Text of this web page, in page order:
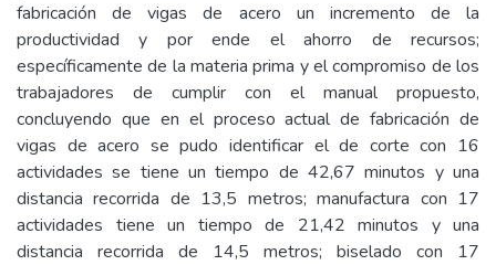
fabricación de vigas de acero un incremento de la
productividad y por ende el ahorro de recursos;
específicamente de la materia prima y el compromiso de los
trabajadores de cumplir con el manual propuesto,
concluyendo que en el proceso actual de fabricación de
vigas de acero se pudo identificar el de corte con 16
actividades se tiene un tiempo de 42,67 minutos y una
distancia recorrida de 13,5 metros; manufactura con 17
actividades tiene un tiempo de 21,42 minutos y una
distancia recorrida de 14,5 metros; biselado con 17